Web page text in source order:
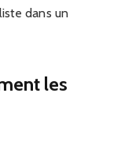
dans un
les